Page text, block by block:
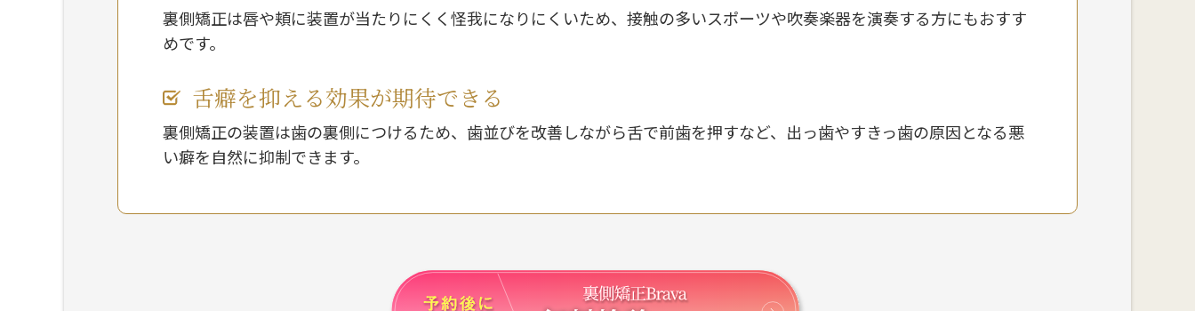
裏側矯正は唇や頬に装置が当たりにくく怪我になりにくいため、接触の多いスポーツや吹奏楽器を演奏する方にもおすす
めです。
舌癖を抑える効果が期待できる
裏側矯正の装置は歯の裏側につけるため、歯並びを改善しながら舌で前歯を押すなど、出っ歯やすきっ歯の原因となる悪
い癖を自然に抑制できます。